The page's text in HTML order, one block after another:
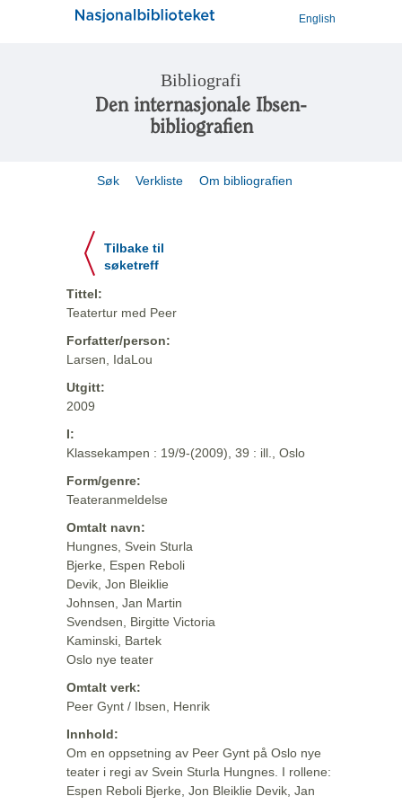
English
Bibliografi
Den internasjonale Ibsen-
bibliografien
Søk Verkliste Om bibliografien
Tilbake til
søketreff
Tittel:
Teatertur med Peer
Forfatter/person:
Larsen, IdaLou
Utgitt:
2009
I:
Klassekampen : 19/9-(2009), 39 : ill., Oslo
Form/genre:
Teateranmeldelse
Omtalt navn:
Hungnes, Svein Sturla
Bjerke, Espen Reboli
Devik, Jon Bleiklie
Johnsen, Jan Martin
Svendsen, Birgitte Victoria
Kaminski, Bartek
Oslo nye teater
Omtalt verk:
Peer Gynt / Ibsen, Henrik
Innhold:
Om en oppsetning av Peer Gynt på Oslo nye
teater i regi av Svein Sturla Hungnes. I rollene:
Espen Reboli Bjerke, Jon Bleiklie Devik, Jan